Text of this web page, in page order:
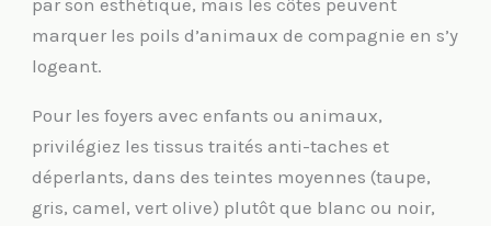
par son esthétique, mais les côtes peuvent
marquer les poils d’animaux de compagnie en s’y
logeant.
Pour les foyers avec enfants ou animaux,
privilégiez les tissus traités anti-taches et
déperlants, dans des teintes moyennes (taupe,
gris, camel, vert olive) plutôt que blanc ou noir,